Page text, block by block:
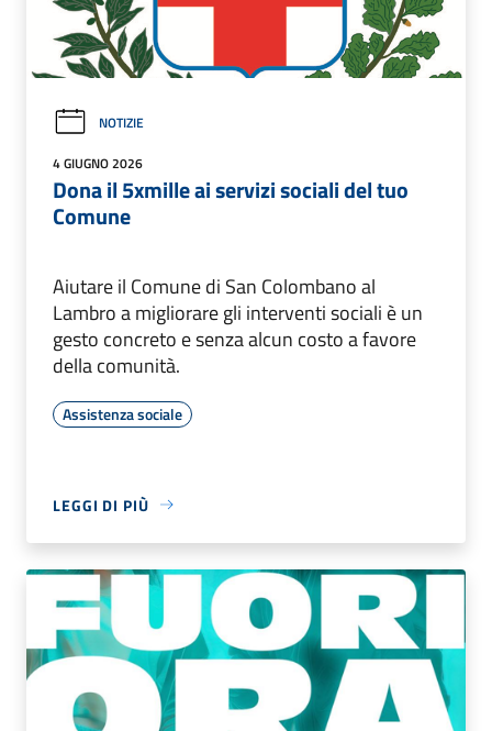
NOTIZIE
4 GIUGNO 2026
Dona il 5xmille ai servizi sociali del tuo
Comune
Aiutare il Comune di San Colombano al
Lambro a migliorare gli interventi sociali è un
gesto concreto e senza alcun costo a favore
della comunità.
Assistenza sociale
LEGGI DI PIÙ